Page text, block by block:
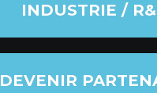
INDUSTRIE /
DEVENIR